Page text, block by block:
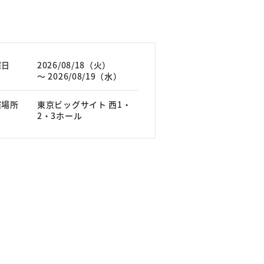
2026/08/18（火）
～ 2026/08/19（水）
所
東京ビッグサイト 西1・
2・3ホール